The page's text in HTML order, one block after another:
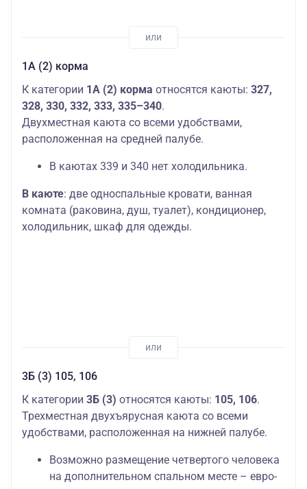
1А (2) корма
К категории 1А (2) корма относятся каюты: 327,
328, 330, 332, 333, 335–340.
Двухместная каюта со всеми удобствами,
расположенная на средней палубе.
В каютах 339 и 340 нет холодильника.
В каюте: две односпальные кровати, ванная
комната (раковина, душ, туалет), кондиционер,
холодильник, шкаф для одежды.
3Б (3) 105, 106
К категории 3Б (3) относятся каюты: 105, 106.
Трехместная двухъярусная каюта со всеми
удобствами, расположенная на нижней палубе.
Возможно размещение четвертого человека
на дополнительном спальном месте – евро-